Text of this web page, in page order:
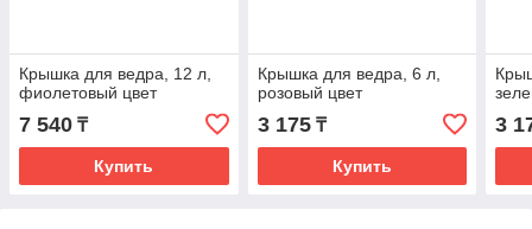
Крышка для ведра, 12 л,
фиолетовый цвет
7 540 ₸
Купить
Крышка для ведра, 6 л,
розовый цвет
3 175₸
Купить
3